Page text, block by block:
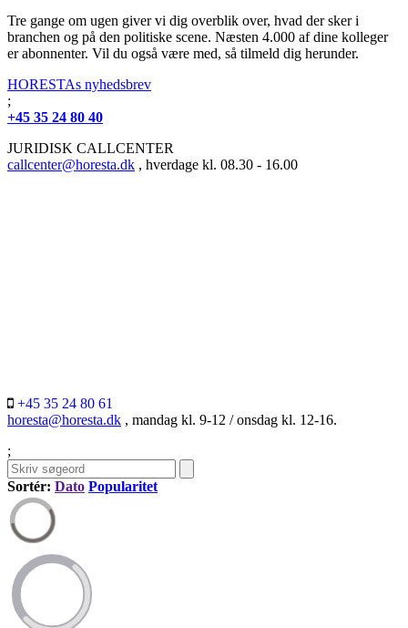
Tre gange om ugen giver vi dig overblik over, hvad der sker i
branchen og på den politiske scene. Næsten 4.000 af dine kolleger
er abonnenter. Vil du også være med, så tilmeld dig herunder.
HORESTAs nyhedsbrev
;
+45 35 24 80 40
JURIDISK CALLCENTER
callcenter@horesta.dk , hverdage kl. 08.30 - 16.00
+45 35 24 80 61
horesta@horesta.dk , mandag kl. 9-12 / onsdag kl. 12-16.
;
Sortér: Dato Popularitet